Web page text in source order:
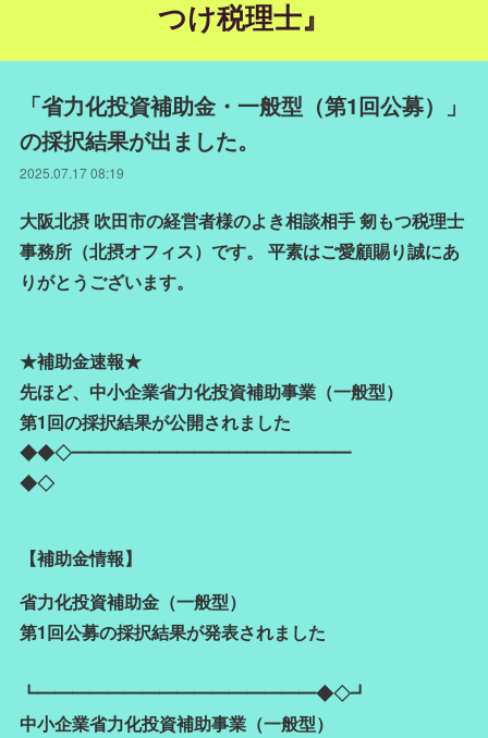
つけ税理士』
「省力化投資補助金・一般型（第1回公募）」
の採択結果が出ました。
2025.07.17 08:19
大阪北摂 吹田市の経営者様のよき相談相手 剱もつ税理士
事務所（北摂オフィス）です。 平素はご愛顧賜り誠にあ
りがとうございます。
★補助金速報★
先ほど、中小企業省力化投資補助事業（一般型）
第1回の採択結果が公開されました
◆◆◇━━━━━━━━━━━━━━━━
◆◇
【補助金情報】
省力化投資補助金（一般型）
第1回公募の採択結果が発表されました
┗━━━━━━━━━━━━━━━━◆◇┛
中小企業省力化投資補助事業（一般型）